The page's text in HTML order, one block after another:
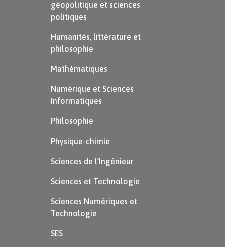
colonies qui n’étaient pas encore
françaises. Mais le ministre de la Marine
de Bonaparte souhaite un rétablissement
général. Les Antilles se révoltent de
sont vaincues à Saint-Domingue.
géopolitique et sciences
politiques
Humanités, littérature et
philosophie
Mathématiques
Numérique et Sciences
Informatiques
Philosophie
Physique-chimie
Sciences de l’Ingénieur
Sciences et Technologie
Sciences Numériques et
Technologie
SES